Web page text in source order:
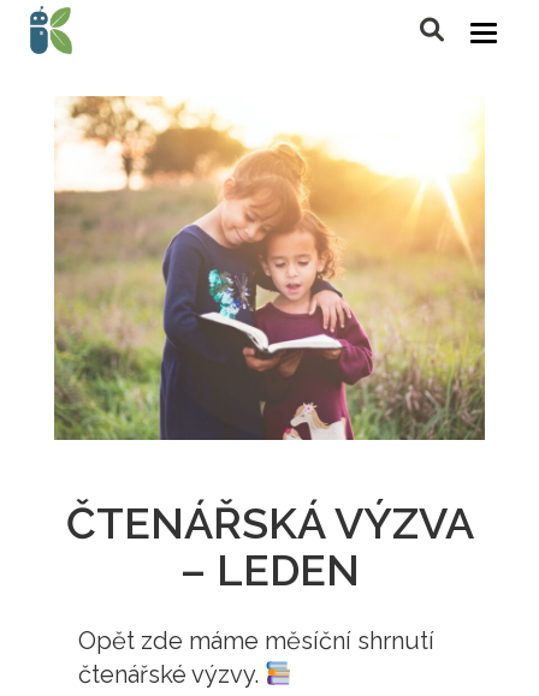
ČTENÁŘSKÁ VÝZVA
– LEDEN
Opět zde máme měsíční shrnutí
čtenářské výzvy.